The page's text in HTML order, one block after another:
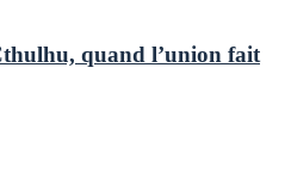
quand l’union fait